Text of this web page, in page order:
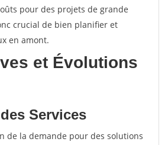
pour des projets de grande
crucial de bien planifier et
en amont.
et Évolutions
Services
de la demande pour des solutions